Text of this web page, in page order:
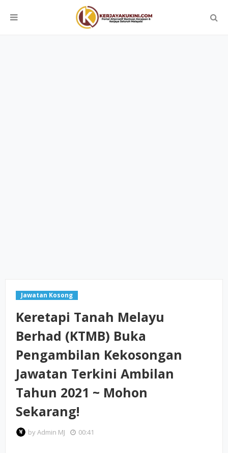
Jawatan Kosong
Keretapi Tanah Melayu
Berhad (KTMB) Buka
Pengambilan Kekosongan
Jawatan Terkini Ambilan
Tahun 2021 ~ Mohon
Sekarang!
byAdmin MJ 00:41